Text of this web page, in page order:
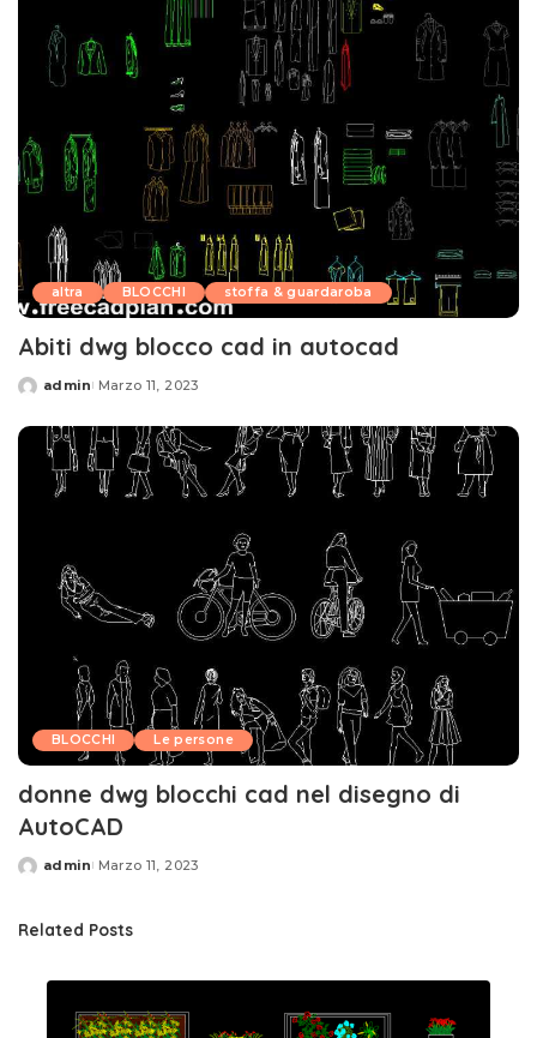
altra BLOCCHI stoffa & guardaroba
Abiti dwg blocco cad in autocad
Posted
admin Marzo 11, 2023
BLOCCHI Le persone
donne dwg blocchi cad nel disegno di
AutoCAD
Posted
admin Marzo 11, 2023
Related Posts